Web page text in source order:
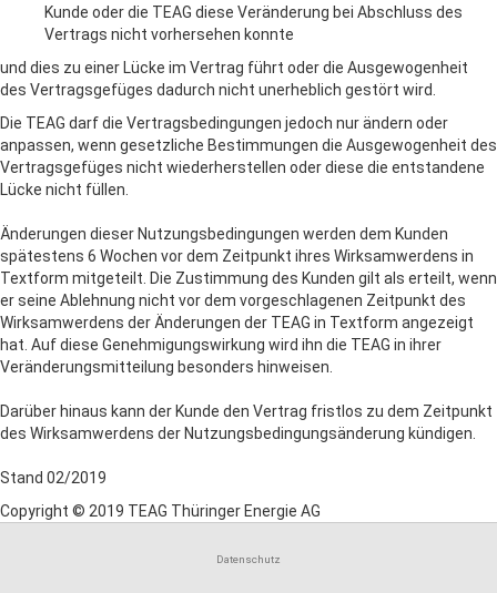
Kunde oder die TEAG diese Veränderung bei Abschluss des
Vertrags nicht vorhersehen konnte
und dies zu einer Lücke im Vertrag führt oder die Ausgewogenheit
des Vertragsgefüges dadurch nicht unerheblich gestört wird.
Die TEAG darf die Vertragsbedingungen jedoch nur ändern oder
anpassen, wenn gesetzliche Bestimmungen die Ausgewogenheit des
Vertragsgefüges nicht wiederherstellen oder diese die entstandene
Lücke nicht füllen.
Änderungen dieser Nutzungsbedingungen werden dem Kunden
spätestens 6 Wochen vor dem Zeitpunkt ihres Wirksamwerdens in
Textform mitgeteilt. Die Zustimmung des Kunden gilt als erteilt, wenn
er seine Ablehnung nicht vor dem vorgeschlagenen Zeitpunkt des
Wirksamwerdens der Änderungen der TEAG in Textform angezeigt
hat. Auf diese Genehmigungswirkung wird ihn die TEAG in ihrer
Veränderungsmitteilung besonders hinweisen.
Darüber hinaus kann der Kunde den Vertrag fristlos zu dem Zeitpunkt
des Wirksamwerdens der Nutzungsbedingungsänderung kündigen.
Stand 02/2019
Copyright © 2019 TEAG Thüringer Energie AG
Datenschutz